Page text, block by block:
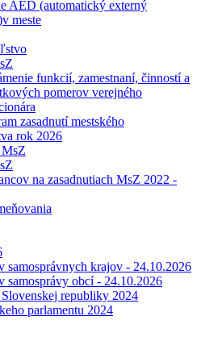
AED (automatický externý
meste
funkcií, zamestnaní, činností a
pomerov verejného
zasadnutí mestského
rok 2026
MsZ
na zasadnutiach MsZ 2022 -
samosprávnych krajov - 24.10.2026
samosprávy obcí - 24.10.2026
republiky 2024
parlamentu 2024